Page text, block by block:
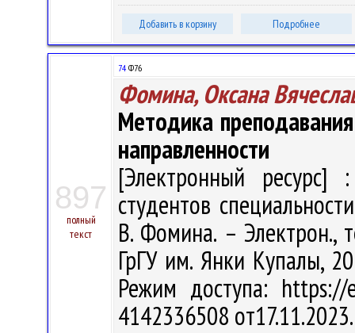
Добавить в корзину Подробнее
897
полный
текст
74 Ф76
Фомина, Оксана
Методика
направленности
[Электронный ресурс]
студентов
В. Фомина. – Электрон.,
ГрГУ им. Янки Купалы,
Режим доступа: https://
4142336508